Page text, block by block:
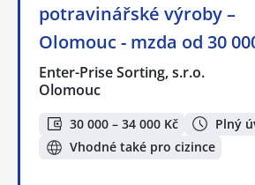
potravinářské výroby –
Olomouc - mzda od 30
Enter-Prise Sorting, s.r.o.
Olomouc
30 000 – 34 000 Kč
Plný
Vhodné také pro cizince